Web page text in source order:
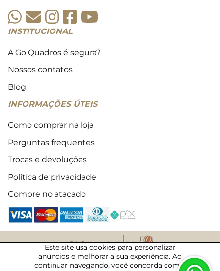
INSTITUCIONAL
A Go Quadros é segura?
Nossos contatos
Blog
INFORMAÇÕES ÚTEIS
Como comprar na loja
Perguntas frequentes
Trocas e devoluções
Política de privacidade
Compre no atacado
2018 - 2026 © Todos os direitos reservados
07/08/2026 · 03:49 · 50020792
Este site usa cookies para personalizar
anúncios e melhorar a sua experiência. Ao
continuar navegando, você concorda com a